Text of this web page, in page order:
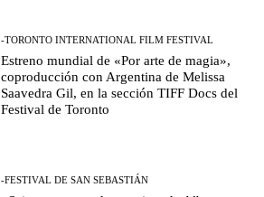
-TORONTO INTERNATIONAL FILM FESTIVAL
Estreno mundial de «Por arte de magia»,
coproducción con Argentina de Melissa
Saavedra Gil, en la sección TIFF Docs del
Festival de Toronto
-FESTIVAL DE SAN SEBASTIÁN